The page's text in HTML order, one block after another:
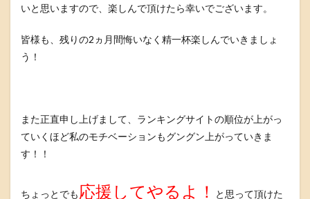
いと思いますので、楽しんで頂けたら幸いでございます。
皆様も、残りの2ヵ月間悔いなく精一杯楽しんでいきましょ
う！
また正直申し上げまして、ランキングサイトの順位が上がっ
ていくほど私のモチベーションもグングン上がっていきま
す！！
ちょっとでも 応援してやるよ！
と思って頂けた